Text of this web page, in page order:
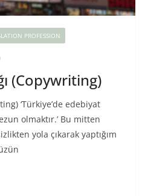
PROFESSION
(Copywriting)
‘Türkiye’de edebiyat
olmaktır.’ Bu mitten
yola çıkarak yaptığım